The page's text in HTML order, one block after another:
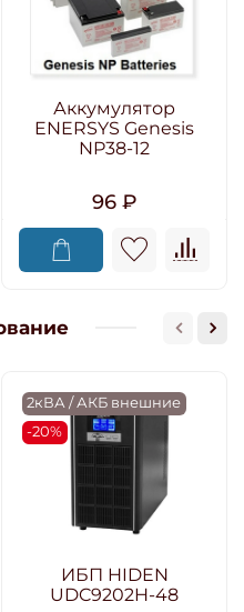
Аккумулятор
ENERSYS Genesis
NP38-12
96 ₽
2кВА / АКБ внешние
-20%
ИБП HIDEN
UDC9202H-48